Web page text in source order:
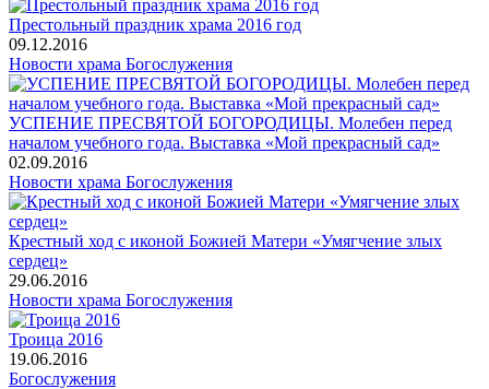
Престольный праздник храма 2016 год
09.12.2016
Новости храма Богослужения
УСПЕНИЕ ПРЕСВЯТОЙ БОГОРОДИЦЫ. Молебен перед
началом учебного года. Выставка «Мой прекрасный сад»
02.09.2016
Новости храма Богослужения
Крестный ход с иконой Божией Матери «Умягчение злых
сердец»
29.06.2016
Новости храма Богослужения
Троица 2016
19.06.2016
Богослужения